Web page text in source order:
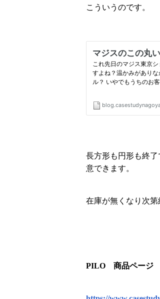
こういうのです。
長方形も円形も終
意できます。
在庫が無くなり次第
PILO 商品ページ